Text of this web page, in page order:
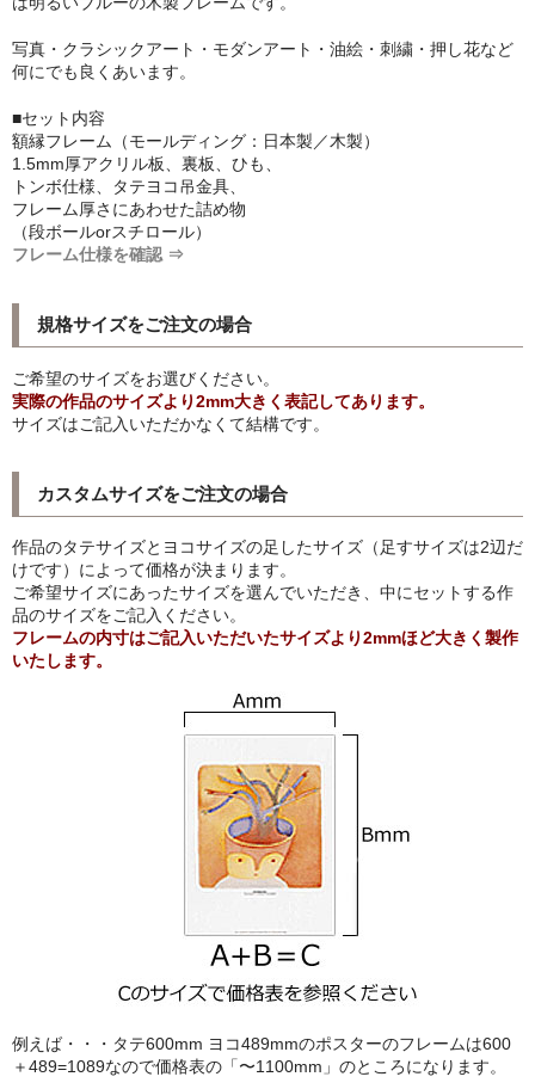
アートポスター一覧
エンゾ・マーリ【Enzo Mari】
ダネーゼ【DANESE MILANO】
フォトアートポスター
Folon
olivetti
額装品
額装品一覧
アンリ・マティス額装
カッズミイダ×手塚治虫額装
スペイン製アートポスター額装
支払方法・送料・納期
よくあるご質問
写真・クラシックアート・モダンアート・油絵・刺繍・押し花など
何にでも良くあいます。
■セット内容
額縁フレーム（モールディング：日本製／木製）
1.5mm厚アクリル板、裏板、ひも、
トンボ仕様、タテヨコ吊金具、
フレーム厚さにあわせた詰め物
（段ボールorスチロール）
フレーム仕様を確認 ⇒
規格サイズをご注文の場合
ご希望のサイズをお選びください。
実際の作品のサイズより2mm大きく表記してあります。
サイズはご記入いただかなくて結構です。
カスタムサイズをご注文の場合
作品のタテサイズとヨコサイズの足したサイズ（足すサイズは2辺だ
けです）によって価格が決まります。
ご希望サイズにあったサイズを選んでいただき、中にセットする作
品のサイズをご記入ください。
フレームの内寸はご記入いただいたサイズより2mmほど大きく製作
いたします。
例えば・・・タテ600mm ヨコ489mmのポスターのフレームは600
＋489=1089なので価格表の「〜1100mm」のところになります。